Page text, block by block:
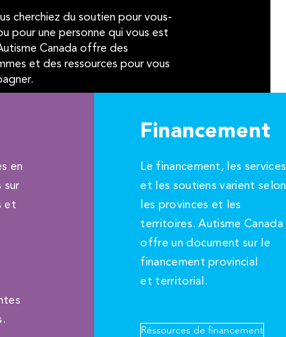
cherchiez du soutien pour vous-
pour une personne qui vous est
Canada offre des
et des ressources pour vous
en
sur
et
Financement
Le financement, les services
et les soutiens varient selon
les provinces et les
territoires. Autisme Canada
offre un document sur le
financement provincial
et territorial.
Réssources de financement